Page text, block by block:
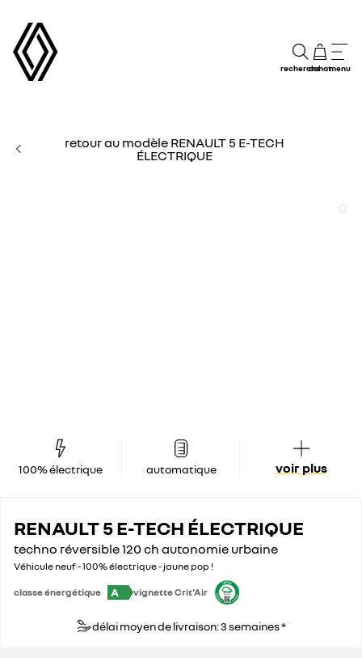
rechercheachatmenu
retour au modèle RENAULT 5 E-TECH
ÉLECTRIQUE
100% électrique automatique voir plus
RENAULT 5 E-TECH ÉLECTRIQUE
techno réversible 120 ch autonomie urbaine
Véhicule neuf - 100% électrique - jaune pop !
classe énergétique A vignette Crit'Air
délai moyen de livraison: 3 semaines *